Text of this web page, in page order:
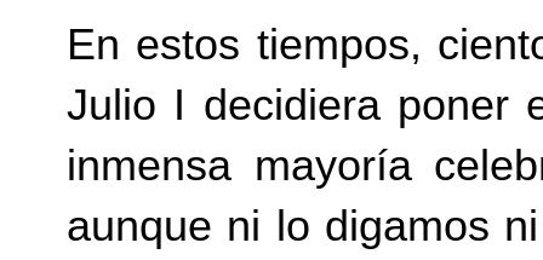
En estos tiempos,
Julio I decidiera poner
inmensa mayoría
aunque ni lo digamos